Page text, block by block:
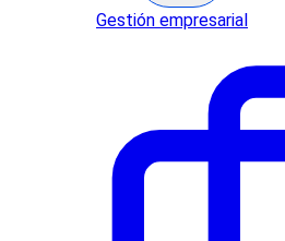
Gestión empresarial